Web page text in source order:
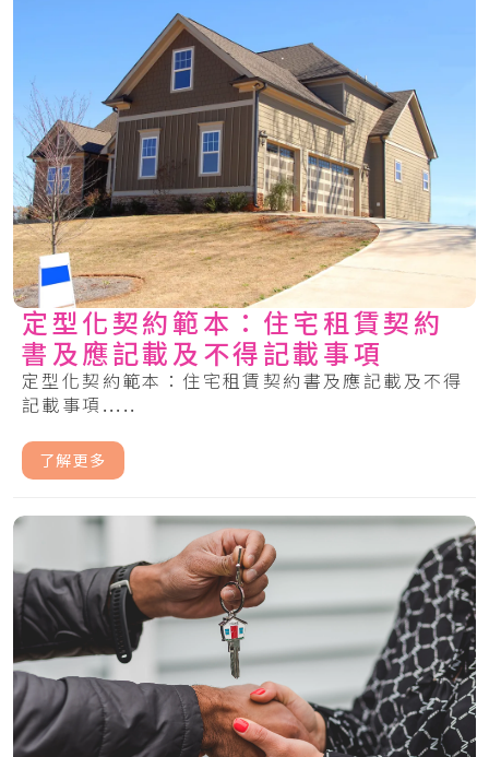
定型化契約範本：住宅租賃契約
書及應記載及不得記載事項
定型化契約範本：住宅租賃契約書及應記載及不得
記載事項.....
了解更多